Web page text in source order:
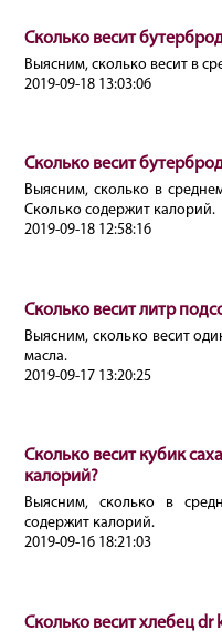
Сколько весит
Выясним, сколько весит в
2019-09-18 13:03:06
Сколько весит
Выясним, сколько в
Сколько содержит калорий.
2019-09-18 12:58:16
Сколько весит литр
Выясним, сколько весит
масла.
2019-09-17 13:20:25
Сколько весит кубик
калорий?
Выясним, сколько в
содержит калорий.
2019-09-16 18:21:03
Сколько весит хлебец